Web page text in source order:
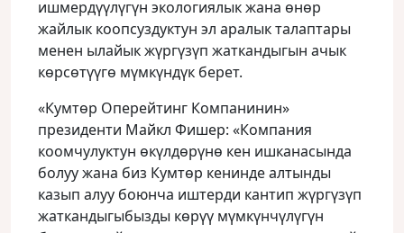
ишмердүүлүгүн экологиялык жана өнөр
жайлык коопсуздуктун эл аралык талаптары
менен ылайык жүргүзүп жаткандыгын ачык
көрсөтүүгө мүмкүндүк берет.
«Кумтөр Оперейтинг Компанинин»
президенти Майкл Фишер: «Компания
коомчулуктун өкүлдөрүнө кен ишканасында
болуу жана биз Кумтөр кенинде алтынды
казып алуу боюнча иштерди кантип жүргүзүп
жаткандыгыбызды көрүү мүмкүнчүлүгүн